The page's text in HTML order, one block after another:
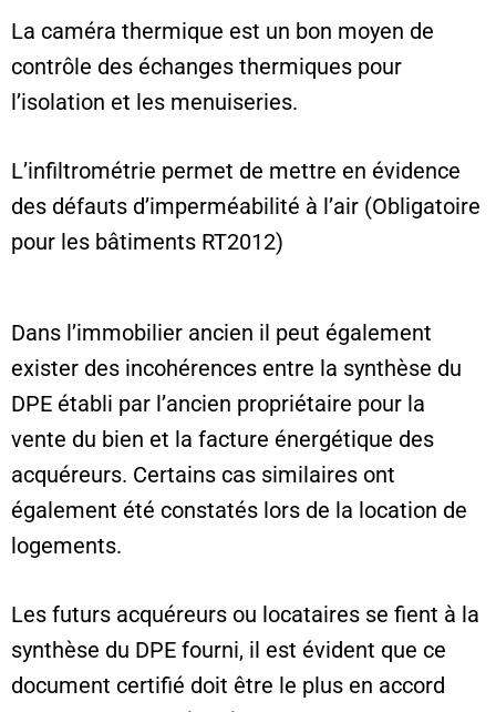
La caméra thermique est un bon moyen de
contrôle des échanges thermiques pour
l’isolation et les menuiseries.
L’infiltrométrie permet de mettre en évidence
des défauts d’imperméabilité à l’air (Obligatoire
pour les bâtiments RT2012)
Dans l’immobilier ancien il peut également
exister des incohérences entre la synthèse du
DPE établi par l’ancien propriétaire pour la
vente du bien et la facture énergétique des
acquéreurs. Certains cas similaires ont
également été constatés lors de la location de
logements.
Les futurs acquéreurs ou locataires se fient à la
synthèse du DPE fourni, il est évident que ce
document certifié doit être le plus en accord